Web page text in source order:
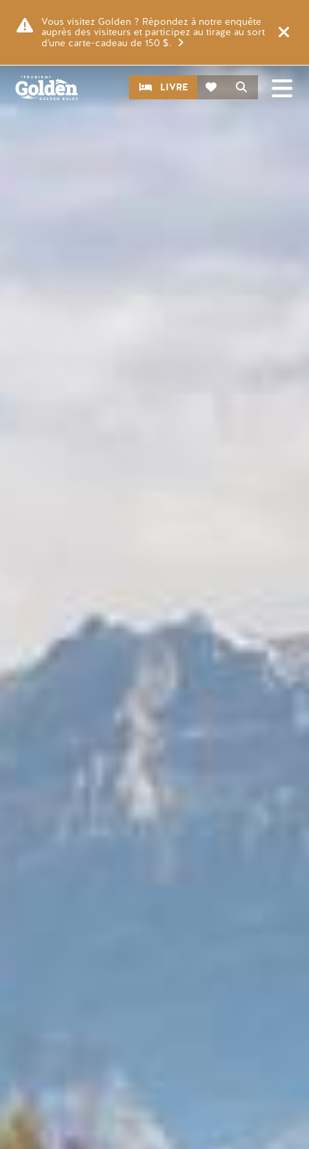
Vous visitez Golden ? Répondez à notre enquête
auprès des visiteurs et participez au tirage au sort
d'une carte-cadeau de 150 $.
Recherche
CTALIVRE